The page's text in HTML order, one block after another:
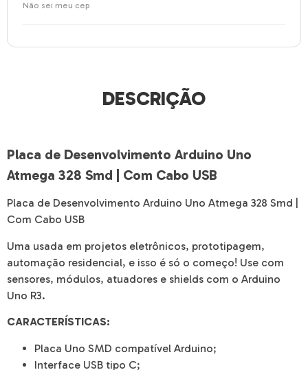
Não sei meu cep
DESCRIÇÃO
Placa de Desenvolvimento Arduino Uno
Atmega 328 Smd | Com Cabo USB
Placa de Desenvolvimento Arduino Uno Atmega 328 Smd |
Com Cabo USB
Uma usada em projetos eletrônicos, prototipagem,
automação residencial, e isso é só o começo! Use com
sensores, módulos, atuadores e shields com o Arduino
Uno R3.
CARACTERÍSTICAS:
Placa Uno SMD compatível Arduino;
Interface USB tipo C;